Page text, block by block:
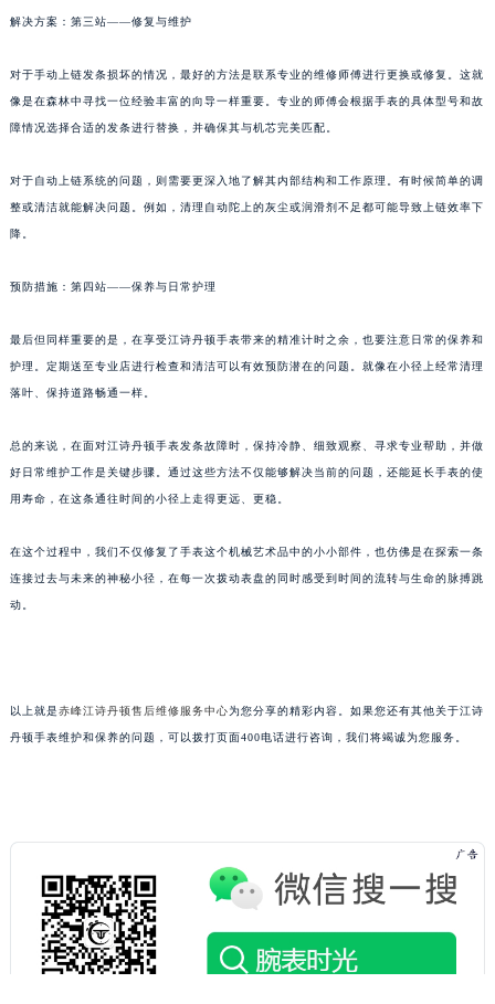
解决方案：第三站——修复与维护
对于手动上链发条损坏的情况，最好的方法是联系专业的维修师傅进行更换或修复。这就
像是在森林中寻找一位经验丰富的向导一样重要。专业的师傅会根据手表的具体型号和故
障情况选择合适的发条进行替换，并确保其与机芯完美匹配。
对于自动上链系统的问题，则需要更深入地了解其内部结构和工作原理。有时候简单的调
整或清洁就能解决问题。例如，清理自动陀上的灰尘或润滑剂不足都可能导致上链效率下
降。
预防措施：第四站——保养与日常护理
最后但同样重要的是，在享受江诗丹顿手表带来的精准计时之余，也要注意日常的保养和
护理。定期送至专业店进行检查和清洁可以有效预防潜在的问题。就像在小径上经常清理
落叶、保持道路畅通一样。
总的来说，在面对江诗丹顿手表发条故障时，保持冷静、细致观察、寻求专业帮助，并做
好日常维护工作是关键步骤。通过这些方法不仅能够解决当前的问题，还能延长手表的使
用寿命，在这条通往时间的小径上走得更远、更稳。
在这个过程中，我们不仅修复了手表这个机械艺术品中的小小部件，也仿佛是在探索一条
连接过去与未来的神秘小径，在每一次拨动表盘的同时感受到时间的流转与生命的脉搏跳
动。
以上就是赤峰江诗丹顿售后维修服务中心为您分享的精彩内容。如果您还有其他关于江诗
丹顿手表维护和保养的问题，可以拨打页面400电话进行咨询，我们将竭诚为您服务。